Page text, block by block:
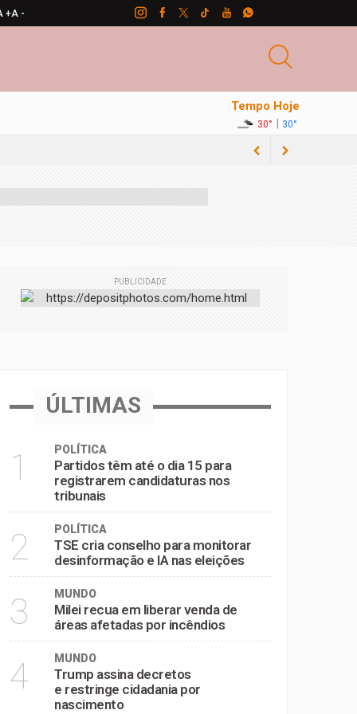
+A -
Tempo Hoje
30° 30°
PUBLICIDADE
ÚLTIMAS
1 POLÍTICA
Partidos têm até o dia 15 para
registrarem candidaturas nos
tribunais
2 POLÍTICA
TSE cria conselho para monitorar
desinformação e IA nas eleições
3 MUNDO
Milei recua em liberar venda de
áreas afetadas por incêndios
4 MUNDO
Trump assina decretos
e restringe cidadania por
nascimento